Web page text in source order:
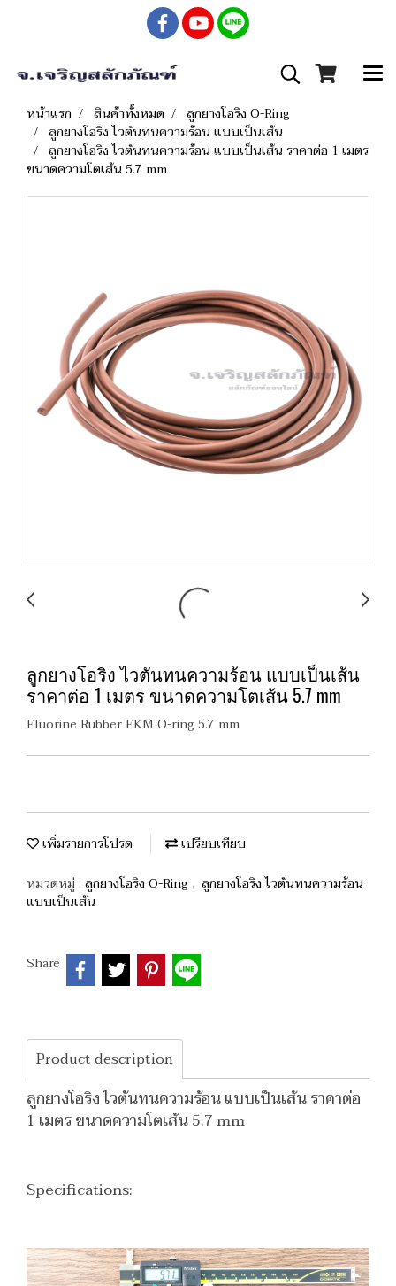
หน้าแรก สินค้าทั้งหมด
ลูกยางโอริง O-Ring
ลูกยางโอริง ไวตันทนความร้อน แบบเป็นเส้น
ลูกยางโอริง ไวตันทนความร้อน แบบเป็นเส้น ราคาต่อ 1 เมตร
ขนาดความโตเส้น 5.7 mm
ลูกยางโอริง ไวตันทนความร้อน แบบเป็นเส้น
ราคาต่อ 1 เมตร ขนาดความโตเส้น 5.7 mm
Fluorine Rubber FKM O-ring 5.7 mm
เพิ่มรายการโปรด
เปรียบเทียบ
หมวดหมู่ : ลูกยางโอริง O-Ring , ลูกยางโอริง ไวตันทนความร้อน
แบบเป็นเส้น
Share
Product description
ลูกยางโอริง ไวตันทนความร้อน แบบเป็นเส้น ราคาต่อ
1 เมตร ขนาดความโตเส้น 5.7 mm
Specifications: